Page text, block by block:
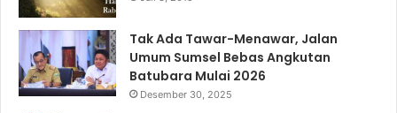
Tak Ada Tawar-Menawar, Jalan
Umum Sumsel Bebas Angkutan
Batubara Mulai 2026
Desember 30, 2025